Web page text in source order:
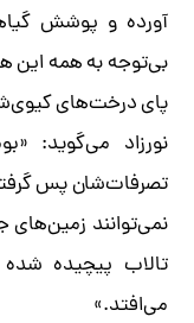
آورده و پوشش
بی‌توجه به همه این
پای درخت‌های
نورزاد می‌گوید:
تصرفات‌شان پس
نمی‌توانند
تالاب پیچیده
می‌افتد.»